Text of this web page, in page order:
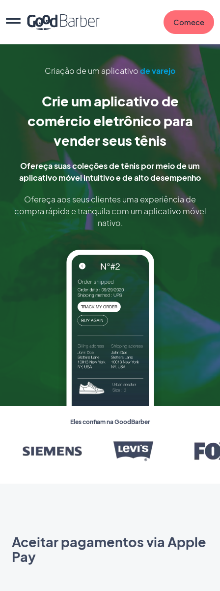
Comece
Criação de um aplicativode varejo
Crie um aplicativo de
comércio eletrônico para
vender seus tênis
Ofereça suas coleções de tênis por meio de um
aplicativo móvel intuitivo e de alto desempenho
Ofereça aos seus clientes uma experiência de
compra rápida e tranquila com um aplicativo móvel
nativo.
Eles confiam na GoodBarber
Aceitar pagamentos via Apple
Pay